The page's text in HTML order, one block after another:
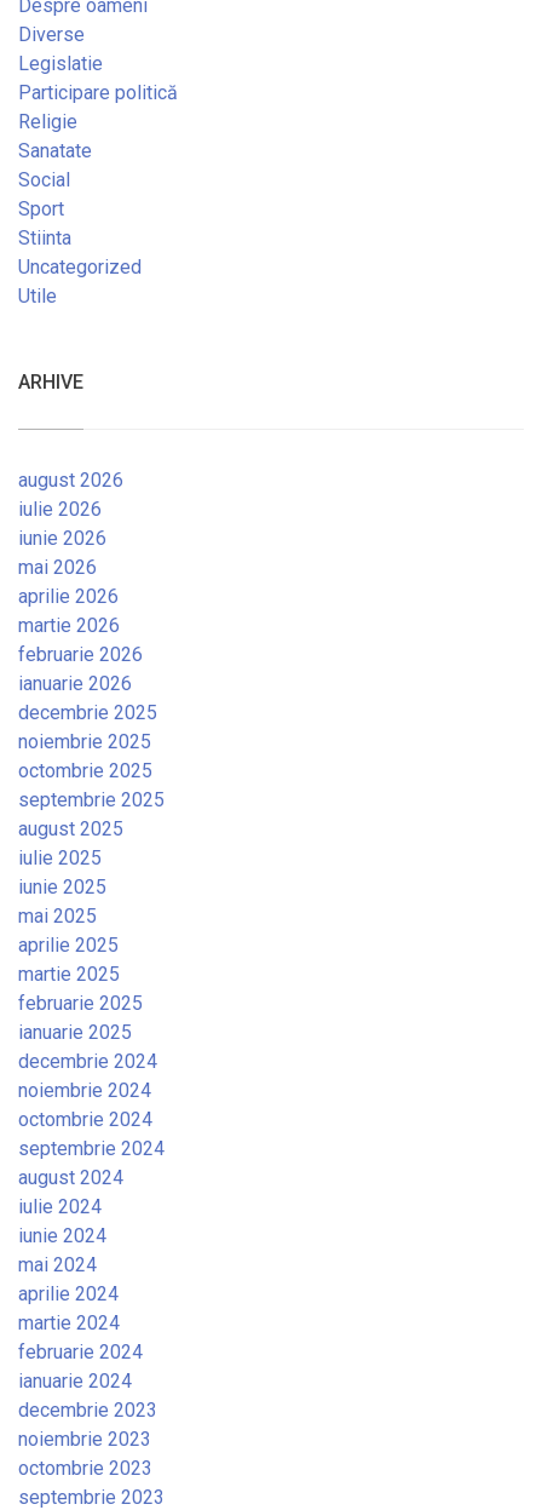
Despre oameni
Diverse
Legislatie
Participare politică
Religie
Sanatate
Social
Sport
Stiinta
Uncategorized
Utile
ARHIVE
august 2026
iulie 2026
iunie 2026
mai 2026
aprilie 2026
martie 2026
februarie 2026
ianuarie 2026
decembrie 2025
noiembrie 2025
octombrie 2025
septembrie 2025
august 2025
iulie 2025
iunie 2025
mai 2025
aprilie 2025
martie 2025
februarie 2025
ianuarie 2025
decembrie 2024
noiembrie 2024
octombrie 2024
septembrie 2024
august 2024
iulie 2024
iunie 2024
mai 2024
aprilie 2024
martie 2024
februarie 2024
ianuarie 2024
decembrie 2023
noiembrie 2023
octombrie 2023
septembrie 2023